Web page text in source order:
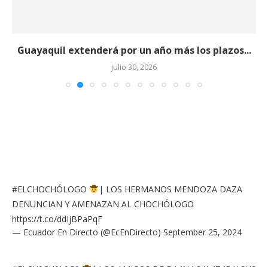
Guayaquil extenderá por un año más los plazos...
julio 30, 2026
#ELCHOCHÓLOGO
| LOS HERMANOS MENDOZA DAZA
DENUNCIAN Y AMENAZAN AL CHOCHÓLOGO
https://t.co/ddIjBPaPqF
— Ecuador En Directo (@EcEnDirecto) September 25, 2024